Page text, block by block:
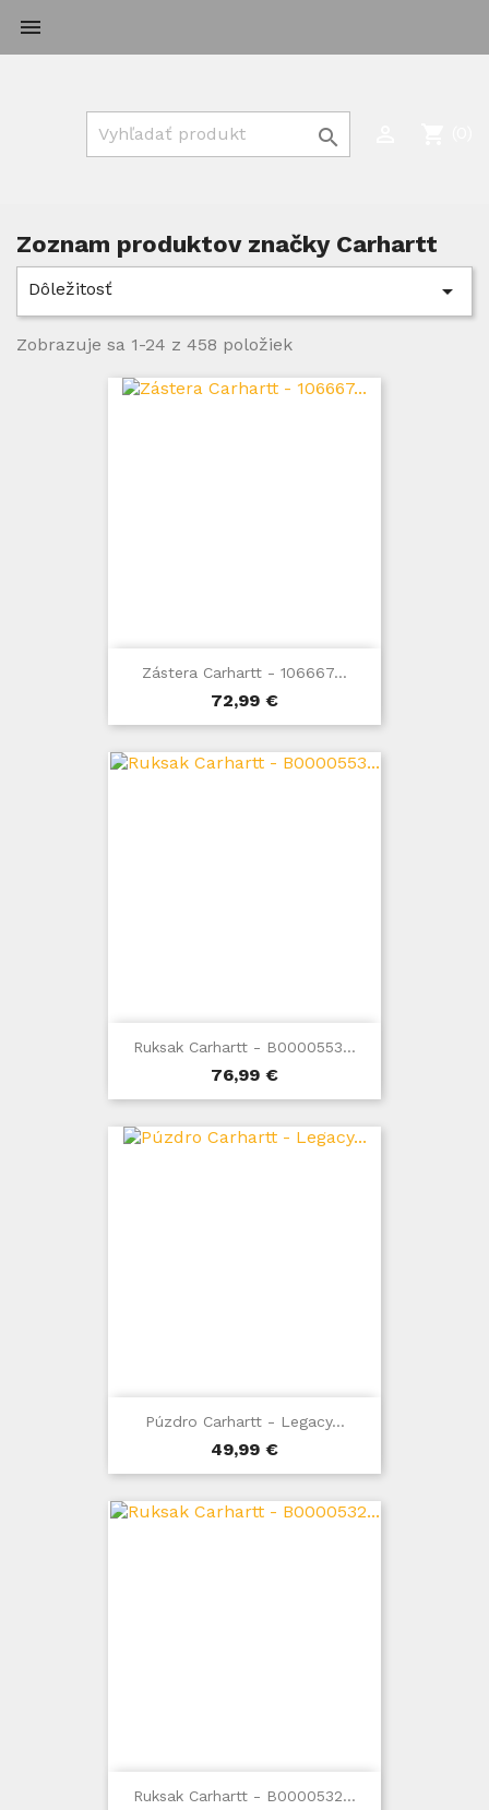

Instagram 
Zoznam produktov značky Carhartt
Dôležitosť 
Zobrazuje sa 1-24 z 458 položiek
Zástera Carhartt - 106667...
Cena
72,99 €
Ruksak Carhartt - B0000553...
Cena
76,99 €
Púzdro Carhartt - Legacy...
Cena
49,99 €
Ruksak Carhartt - B0000532...